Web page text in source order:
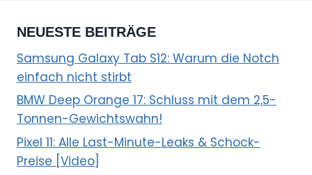
NEUESTE BEITRÄGE
Samsung Galaxy Tab S12: Warum die Notch
einfach nicht stirbt
BMW Deep Orange 17: Schluss mit dem 2,5-
Tonnen-Gewichtswahn!
Pixel 11: Alle Last-Minute-Leaks & Schock-
Preise [Video]